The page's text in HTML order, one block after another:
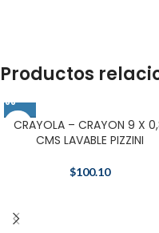
Productos
CRAYOLA – CRAYON 9 X
CMS LAVABLE PIZZINI
$100.10